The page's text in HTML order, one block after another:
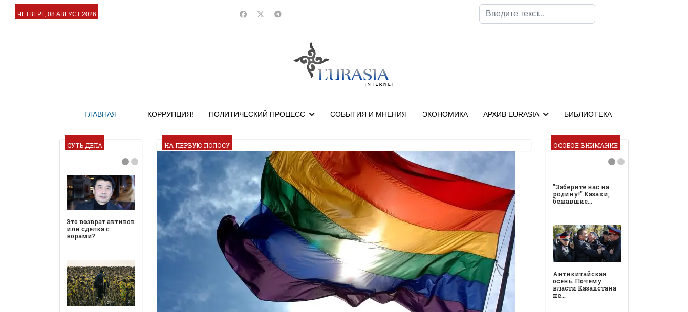
ЧЕТВЕРГ, 08 АВГУСТ 2026
Поиск
ГЛАВНАЯ КОРРУПЦИЯ! ПОЛИТИЧЕСКИЙ ПРОЦЕСС СОБЫТИЯ И МНЕНИЯ ЭКОНОМИКА АРХИВ EURASIA БИБЛИОТЕКА
СУТЬ ДЕЛА
Это возврат активов
или сделка с
ворами?
НА ПЕРВУЮ ПОЛОСУ ОСОБОЕ ВНИМАНИЕ
"Заберите нас на
родину!" Казахи,
бежавшие…
Антикитайская
осень. Почему
власти Казахстана
не…